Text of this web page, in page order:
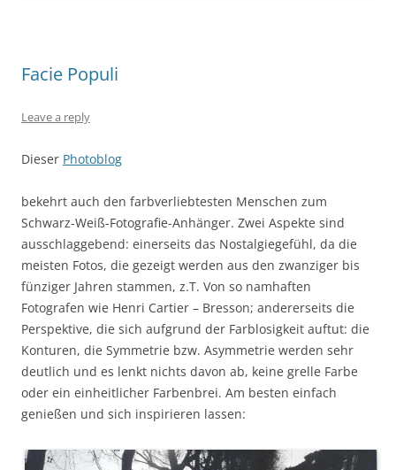
Facie Populi
Leave a reply
Dieser Photoblog
bekehrt auch den farbverliebtesten Menschen zum
Schwarz-Weiß-Fotografie-Anhänger. Zwei Aspekte sind
ausschlaggebend: einerseits das Nostalgiegefühl, da die
meisten Fotos, die gezeigt werden aus den zwanziger bis
fünziger Jahren stammen, z.T. Von so namhaften
Fotografen wie Henri Cartier – Bresson; andererseits die
Perspektive, die sich aufgrund der Farblosigkeit auftut: die
Konturen, die Symmetrie bzw. Asymmetrie werden sehr
deutlich und es lenkt nichts davon ab, keine grelle Farbe
oder ein einheitlicher Farbenbrei. Am besten einfach
genießen und sich inspirieren lassen: